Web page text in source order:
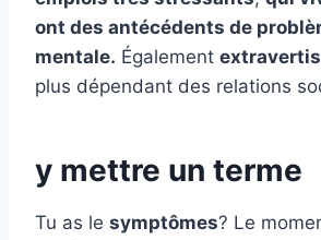
ont des antécédents de
mentale. Également extravertis
plus dépendant des relations
y mettre un terme
Tu as le symptômes? Le